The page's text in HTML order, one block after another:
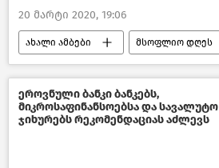
20 მარტი 2020, 19:06
ახალი ამბები მსოფლიო დღეს
COVID-19 - ბოლო ცნობები
მსოფლიოს ახალი ამბები
ეროვნული ბანკი ბანკებს,
მიკროსაფინანსოებსა და სავალუტო
ჯიხურებს რეკომენდაციას აძლევს